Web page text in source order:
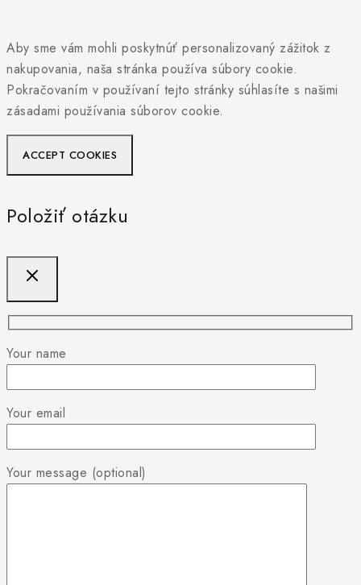
Aby sme vám mohli poskytnúť personalizovaný zážitok z
nakupovania, naša stránka používa súbory cookie.
Pokračovaním v používaní tejto stránky súhlasíte s našimi
zásadami používania súborov cookie.
ACCEPT COOKIES
Položiť otázku
Your name
Your email
Your message (optional)